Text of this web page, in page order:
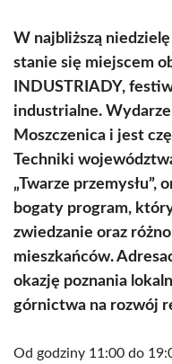
W najbliższą
stanie się miejscem
INDUSTRIADY,
industrialne.
Moszczenica i jest
Techniki
„Twarze
bogaty program,
zwiedzanie oraz
mieszkańców.
okazję poznania
górnictwa na rozwój
Od godziny 11:00 do